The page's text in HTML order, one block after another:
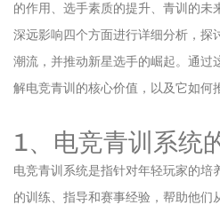
的作用、选手素质的提升、青训的未
深远影响四个方面进行详细分析，探
潮流，并推动新星选手的崛起。通过
解电竞青训的核心价值，以及它如何
1、电竞青训系统
电竞青训系统是指针对年轻玩家的培
的训练、指导和赛事经验，帮助他们